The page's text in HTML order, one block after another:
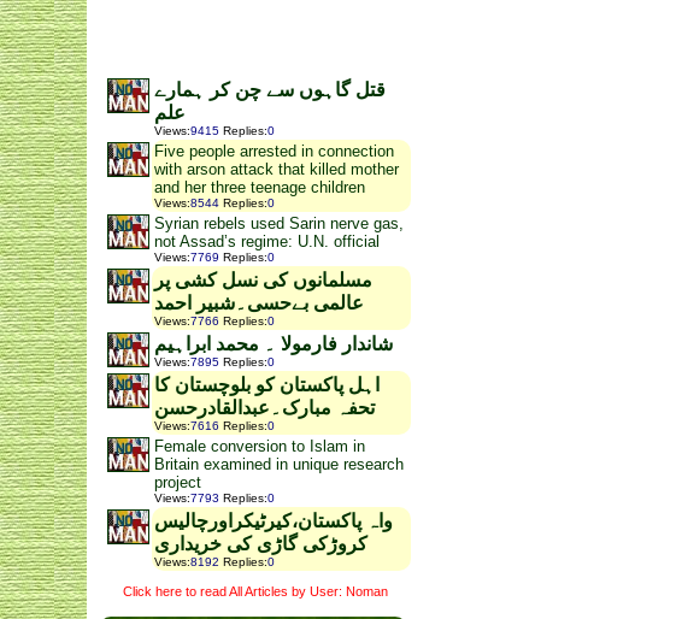
قتل گاہوں سے چن کر ہمارے
علم
Views:9415 Replies:0
Five people arrested in connection
with arson attack that killed mother
and her three teenage children
Views:8544 Replies:0
Syrian rebels used Sarin nerve gas,
not Assad’s regime: U.N. official
Views:7769 Replies:0
مسلمانوں کی نسل کشی پر
عالمی بےحسی۔شبیر احمد
Views:7766 Replies:0
شاندار فارمولا ۔ محمد ابراہیم
Views:7895 Replies:0
اہل پاکستان کو بلوچستان کا
تحفہ مبارک۔عبدالقادرحسن
Views:7616 Replies:0
Female conversion to Islam in
Britain examined in unique research
project
Views:7793 Replies:0
واہ پاکستان،کیرٹیکراورچالیس
کروڑکی گاڑی کی خریداری
Views:8192 Replies:0
Click here to read All Articles by User: Noman